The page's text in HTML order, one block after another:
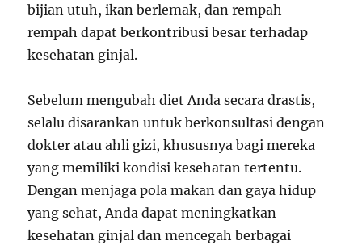
bijian utuh, ikan berlemak, dan rempah-
rempah dapat berkontribusi besar terhadap
kesehatan ginjal.
Sebelum mengubah diet Anda secara drastis,
selalu disarankan untuk berkonsultasi dengan
dokter atau ahli gizi, khususnya bagi mereka
yang memiliki kondisi kesehatan tertentu.
Dengan menjaga pola makan dan gaya hidup
yang sehat, Anda dapat meningkatkan
kesehatan ginjal dan mencegah berbagai